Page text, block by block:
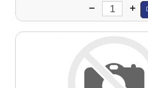
Wprowadź